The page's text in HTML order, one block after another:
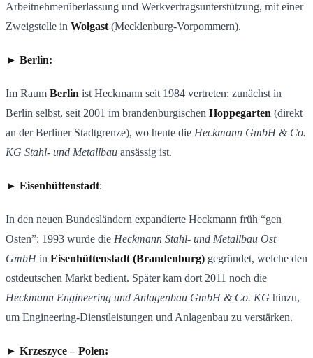
Arbeitnehmerüberlassung und Werkvertragsunterstützung, mit einer
Zweigstelle in Wolgast (Mecklenburg-Vorpommern).
► Berlin:
Im Raum Berlin ist Heckmann seit 1984 vertreten: zunächst in
Berlin selbst, seit 2001 im brandenburgischen Hoppegarten (direkt
an der Berliner Stadtgrenze), wo heute die Heckmann GmbH & Co.
KG Stahl- und Metallbau ansässig ist.
► Eisenhüttenstadt:
In den neuen Bundesländern expandierte Heckmann früh “gen
Osten”: 1993 wurde die Heckmann Stahl- und Metallbau Ost
GmbH in Eisenhüttenstadt (Brandenburg) gegründet, welche den
ostdeutschen Markt bedient. Später kam dort 2011 noch die
Heckmann Engineering und Anlagenbau GmbH & Co. KG hinzu,
um Engineering-Dienstleistungen und Anlagenbau zu verstärken.
► Krzeszyce – Polen: